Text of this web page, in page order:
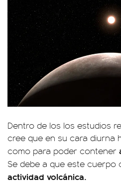
Dentro de los los estudios
cree que en su cara diurna
como para poder contener
Se debe a que este cuerpo
actividad volcánica.